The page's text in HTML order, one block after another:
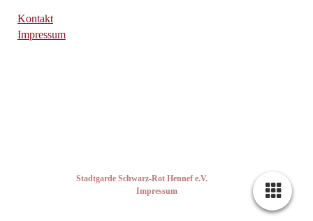
Kontakt
Impressum
Stadtgarde Schwarz-Rot Hennef e.V.
Alle Rechte vorbehalten ·
Impressum